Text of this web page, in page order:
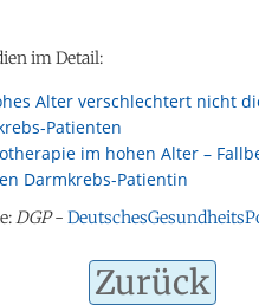
im Detail:
Alter verschlechtert nicht
Patienten
im hohen Alter –
Darmkrebs-Patientin
DGP-
Zurück